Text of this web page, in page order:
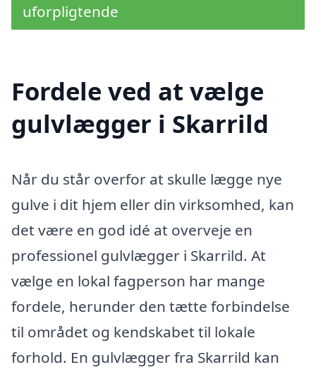
uforpligtende
Fordele ved at vælge
gulvlægger i Skarrild
Når du står overfor at skulle lægge nye
gulve i dit hjem eller din virksomhed, kan
det være en god idé at overveje en
professionel gulvlægger i Skarrild. At
vælge en lokal fagperson har mange
fordele, herunder den tætte forbindelse
til området og kendskabet til lokale
forhold. En gulvlægger fra Skarrild kan